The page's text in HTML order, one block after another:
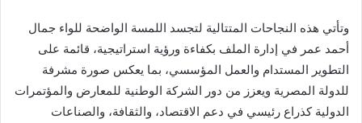
وتأتي هذه النجاحات المتتالية لتجسد اللمسة الواضحة للواء جمال
أحمد عمر في إدارة الملف بكفاءة ورؤية استراتيجية، قائمة على
التطوير المستدام والعمل المؤسسي، بما يعكس صورة مشرفة
للدولة المصرية ويعزز من دور الشركة الوطنية للمعارض والمؤتمرات
الدولية كذراع رئيسي في دعم الاقتصاد، والثقافة، والصناعات